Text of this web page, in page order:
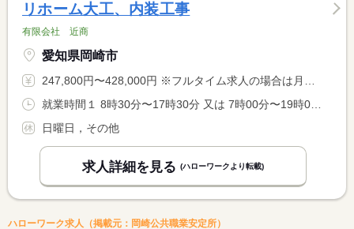
リホーム大工、内装工事
有限会社 近商
愛知県岡崎市
247,800円〜428,000円 ※フルタイム求人の場合は月額（換算額）、パート求人の場合は時間額を表示しています。
就業時間１ 8時30分〜17時30分 又は 7時00分〜19時00分の時間の間の8時間 就業時間に関する特記事項 ＊始業・終業時間については相談可能です。
日曜日，その他
求人詳細を見る (ハローワークより転載)
ハローワーク求人（掲載元：岡崎公共職業安定所）